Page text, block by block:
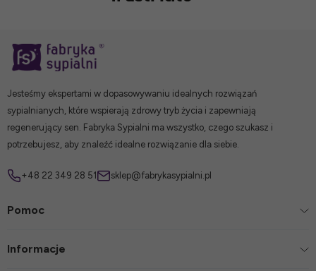
Jesteśmy ekspertami w dopasowywaniu idealnych rozwiązań
sypialnianych, które wspierają zdrowy tryb życia i zapewniają
regenerujący sen. Fabryka Sypialni ma wszystko, czego szukasz i
potrzebujesz, aby znaleźć idealne rozwiązanie dla siebie.
+48 22 349 28 51 sklep@fabrykasypialni.pl
Pomoc
Informacje